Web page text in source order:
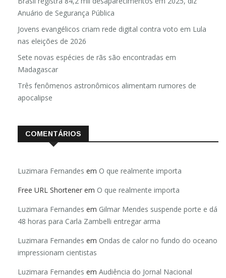
Anuário de Segurança Pública
Jovens evangélicos criam rede digital contra voto em Lula
nas eleições de 2026
Sete novas espécies de rãs são encontradas em
Madagascar
Três fenômenos astronômicos alimentam rumores de
apocalipse
COMENTÁRIOS
Luzimara Fernandes em O que realmente importa
Free URL Shortener em O que realmente importa
Luzimara Fernandes em Gilmar Mendes suspende porte e dá
48 horas para Carla Zambelli entregar arma
Luzimara Fernandes em Ondas de calor no fundo do oceano
impressionam cientistas
Luzimara Fernandes em Audiência do Jornal Nacional